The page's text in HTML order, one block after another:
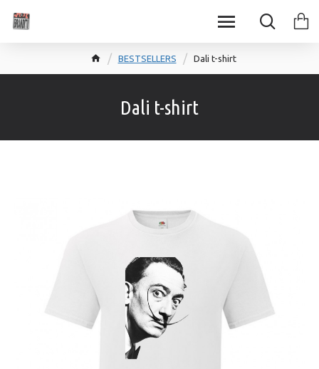
BESTSELLERS Dali t-shirt
Dali t-shirt